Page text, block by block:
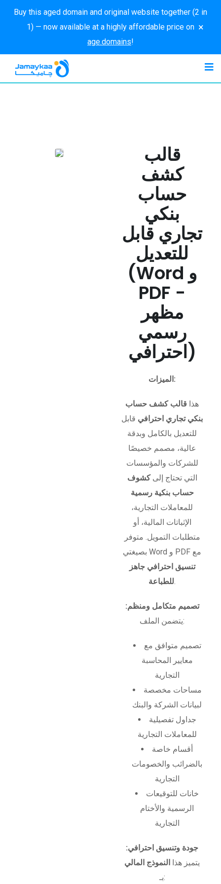
Buy this aged domain and original website together (2 in
1) — now available at a highly affordable price on
age.domains!
×
قالب
كشف
حساب
بنكي
تجاري قابل
للتعديل
(Word و
PDF -
مظهر
رسمي
احترافي)
الميزات:
هذا قالب كشف حساب
بنكي تجاري احترافي قابل
للتعديل بالكامل وبدقة
عالية، مصمم خصيصًا
للشركات والمؤسسات
التي تحتاج إلىكشوف
حساب بنكية رسمية
للمعاملات التجارية،
الإثباتات المالية، أو
متطلبات التمويل. متوفر
بصيغتي Word و PDF مع
تنسيق احترافي جاهز
للطباعة.
تصميم متكامل ومنظم:
يتضمن الملف:
تصميم متوافق مع
معايير المحاسبة
التجارية
مساحات مخصصة
لبيانات الشركة والبنك
جداول تفصيلية
للمعاملات التجارية
أقسام خاصة
بالضرائب والخصومات
التجارية
خانات للتوقيعات
الرسمية والأختام
التجارية
جودة وتنسيق احترافي:
يتميز هذا
النموذج المالي
بـ: